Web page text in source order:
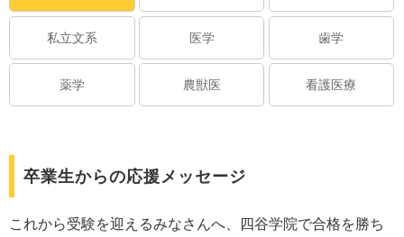
私立文系 医学 歯学
薬学 農獣医 看護医療
卒業生からの応援メッセージ
これから受験を迎えるみなさんへ、四谷学院で合格を勝ち